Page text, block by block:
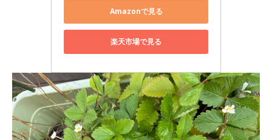
Amazonで見る
楽天市場で見る